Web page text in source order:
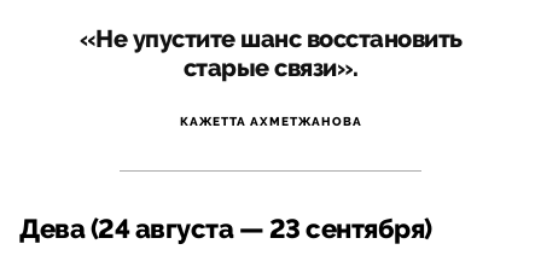
«Не упустите шанс восстановить
старые связи».
КАЖЕТТА АХМЕТЖАНОВА
Дева (24 августа — 23 сентября)